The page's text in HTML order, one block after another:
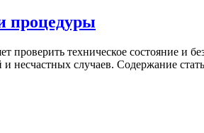
процедуры
проверить техническое состояние и
несчастных случаев. Содержание